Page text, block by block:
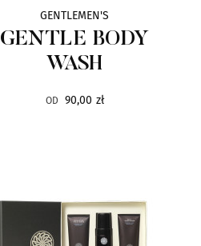
GENTLEMEN'S
GENTLE BODY
WASH
OD 90,00 zł